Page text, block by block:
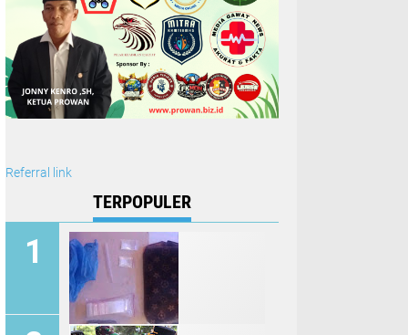
Referral link
TERPOPULER